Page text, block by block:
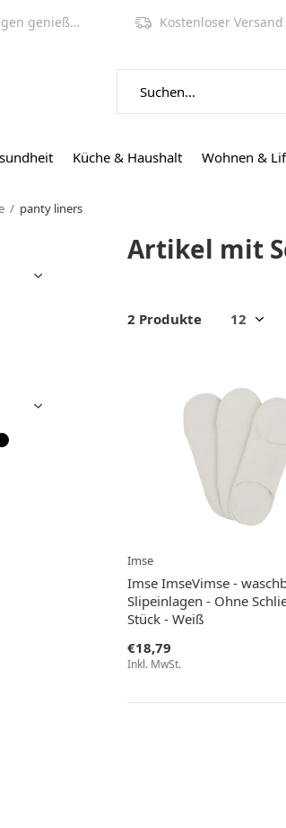
Küche & Haushalt Wohnen &
(EU)! Kostenloser Versand ab
panty liners
Artikel mit
2 Produkte
Imse
Imse ImseVimse -
Slipeinlagen - Ohne
Stück - Weiß
€18,79
Inkl. MwSt.